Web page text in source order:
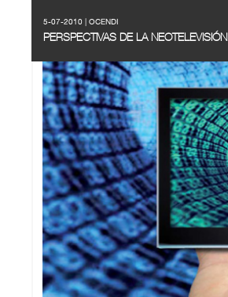
5-07-2010 | OCENDI
PERSPECTIVAS DE LA NEOTELEVISIÓN